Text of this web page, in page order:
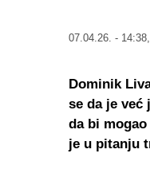
07.04.26. - 14:38,
Dominik
se da je već
da bi
je u pitanju